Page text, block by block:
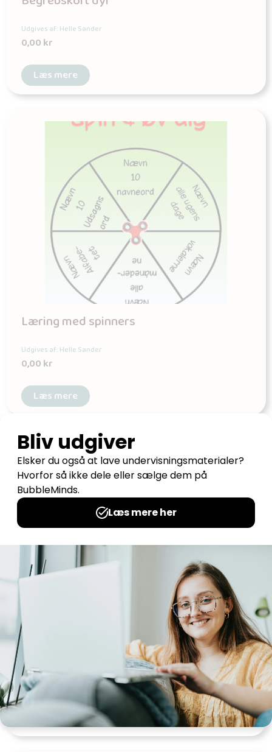
Udgives af: Helle Sander
0,00kr
Læs mere
Læring med spinners
Udgives af: Helle Sander
0,00kr
Læs mere
Lige det du mangler til skolestart
Udgives af: Helle Sander
0,00 kr
Læs mere